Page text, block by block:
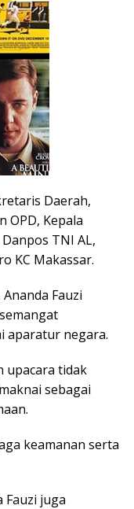
Daerah,
OPD, Kepala
TNI AL,
KC Makassar.
Fauzi
aparatur negara.
upacara tidak
sebagai
keamanan serta
Fauzi juga